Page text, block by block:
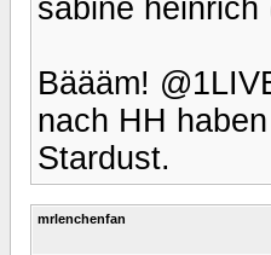
Bäääm!
nach HH
Stardust.
mrlenchenfan